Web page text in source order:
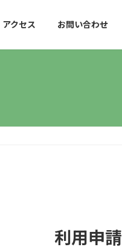
アクセス お問い合わせ
利用申請